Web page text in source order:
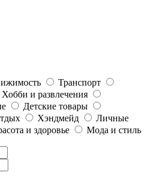
Транспорт
Хобби и развлечения
Детские товары
Хэндмейд
Личные
и здоровье
Мода и стиль